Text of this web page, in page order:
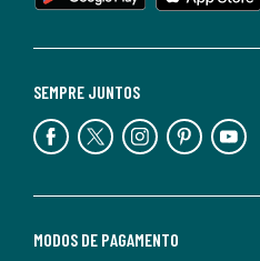
MODOS DE PAGAMENTO
SEMPRE JUNTOS